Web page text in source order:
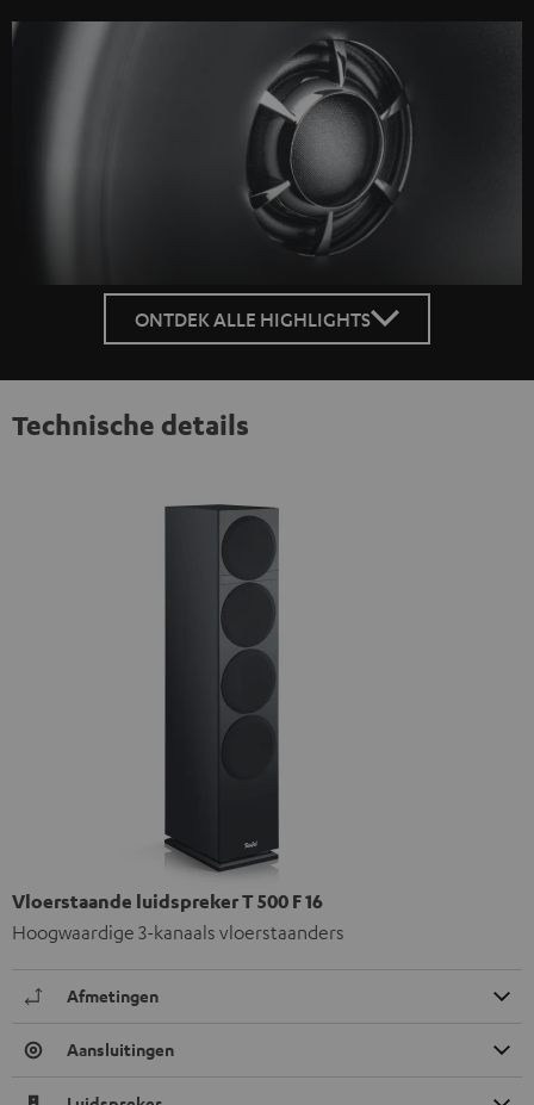
ONTDEK ALLE HIGHLIGHTS
Technische details
Vloerstaande luidspreker T 500 F 16
Hoogwaardige 3-kanaals vloerstaanders
Afmetingen
Aansluitingen